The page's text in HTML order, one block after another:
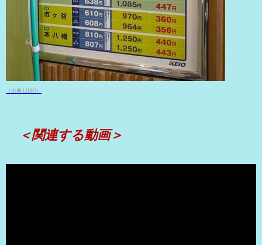
（出典 LIMO）
＜関連する動画＞